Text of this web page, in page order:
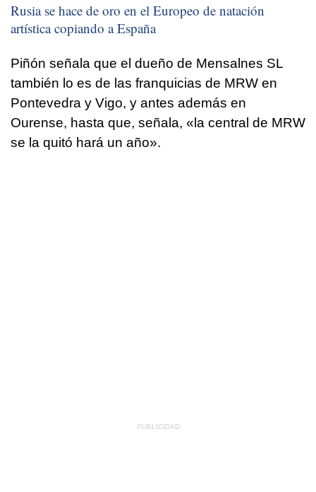
Rusia se hace de oro en el Europeo de natación
artística copiando a España
Piñón señala que el dueño de Mensalnes SL
también lo es de las franquicias de MRW en
Pontevedra y Vigo, y antes además en
Ourense, hasta que, señala, «la central de MRW
se la quitó hará un año».